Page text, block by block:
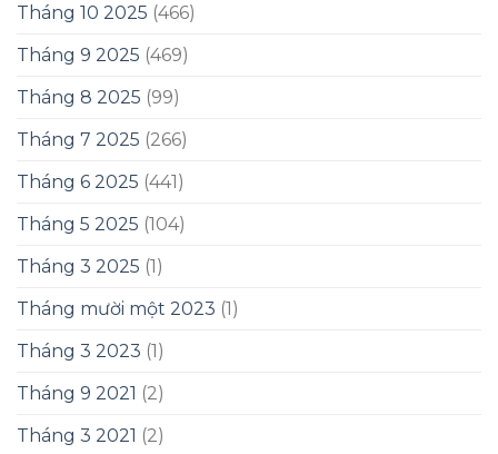
Tháng 10 2025 (466)
Tháng 9 2025 (469)
Tháng 8 2025 (99)
Tháng 7 2025 (266)
Tháng 6 2025 (441)
Tháng 5 2025 (104)
Tháng 3 2025 (1)
Tháng mười một 2023 (1)
Tháng 3 2023 (1)
Tháng 9 2021 (2)
Tháng 3 2021 (2)